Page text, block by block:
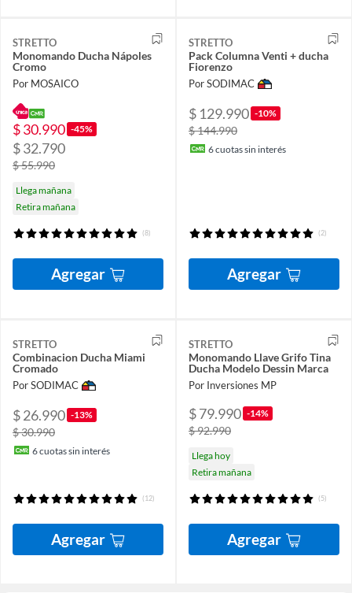
STRETTO
Monomando Ducha Nápoles
Cromo
Por MOSAICO
$ 30.990 -45%
$ 32.790
$ 55.990
Llega mañana
Retira mañana
(8)
Agregar
STRETTO
Pack Columna Venti + ducha
Fiorenzo
Por SODIMAC
$ 129.990 -10%
$ 144.990
6cuotas sin interés
(2)
Agregar
STRETTO
Combinacion Ducha Miami
Cromado
Por SODIMAC
$ 26.990 -13%
$ 30.990
6cuotas sin interés
(12)
Agregar
STRETTO
Monomando Llave Grifo Tina
Ducha Modelo Dessin Marca
Por Inversiones MP
$ 79.990 -14%
$ 92.990
Llega hoy
Retira mañana
(5)
Agregar